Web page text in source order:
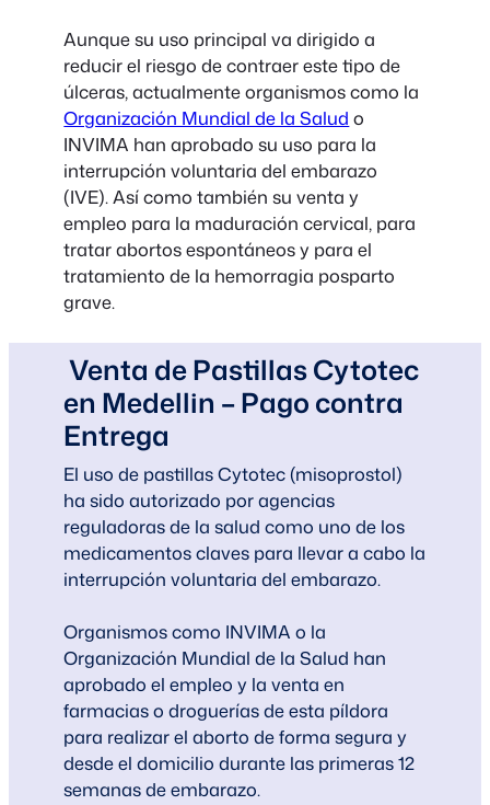
Aunque su uso principal va dirigido a
reducir el riesgo de contraer este tipo de
úlceras, actualmente organismos como la
Organización Mundial de la Salud o
INVIMA han aprobado su uso para la
interrupción voluntaria del embarazo
(IVE). Así como también su venta y
empleo para la maduración cervical, para
tratar abortos espontáneos y para el
tratamiento de la hemorragia posparto
grave.
Venta de Pastillas Cytotec
en Medellin – Pago contra
Entrega
El uso de pastillas Cytotec (misoprostol)
ha sido autorizado por agencias
reguladoras de la salud como uno de los
medicamentos claves para llevar a cabo la
interrupción voluntaria del embarazo.
Organismos como INVIMA o la
Organización Mundial de la Salud han
aprobado el empleo y la venta en
farmacias o droguerías de esta píldora
para realizar el aborto de forma segura y
desde el domicilio durante las primeras 12
semanas de embarazo.